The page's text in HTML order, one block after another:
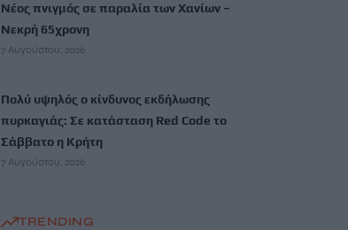
Νέος πνιγμός σε παραλία των Χανίων –
Νεκρή 65χρονη
7 Αυγούστου, 2026
Πολύ υψηλός ο κίνδυνος εκδήλωσης
πυρκαγιάς: Σε κατάσταση Red Code το
Σάββατο η Κρήτη
7 Αυγούστου, 2026
TRENDING